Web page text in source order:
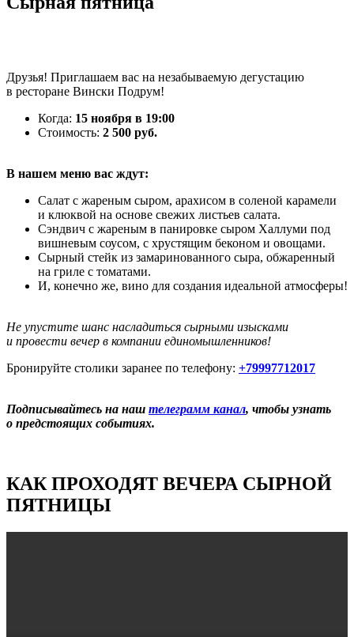
Друзья! Приглашаем вас на незабываемую дегустацию
в ресторане Вински Подрум!
Когда: 15 ноября в 19:00
Стоимость: 2 500 руб.
В нашем меню вас ждут:
Салат с жареным сыром, арахисом в соленой карамели
и клюквой на основе свежих листьев салата.
Сэндвич с жареным в панировке сыром Халлуми под
вишневым соусом, с хрустящим беконом и овощами.
Сырный стейк из замаринованного сыра, обжаренный
на гриле с томатами.
И, конечно же, вино для создания идеальной атмосферы!
Не упустите шанс насладиться сырными изысками
и провести вечер в компании единомышленников!
Бронируйте столики заранее по телефону: +79997712017
Подписывайтесь на наш телеграмм канал, чтобы узнать
о предстоящих событиях.
КАК ПРОХОДЯТ ВЕЧЕРА СЫРНОЙ
ПЯТНИЦЫ